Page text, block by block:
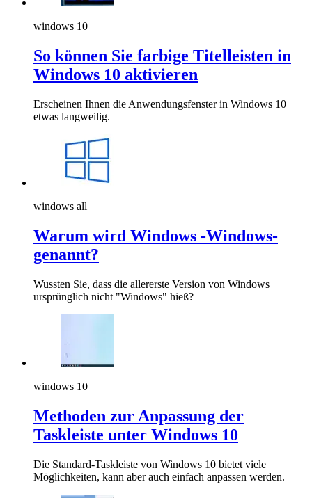
windows 10
So können Sie farbige Titelleisten in
Windows 10 aktivieren
Erscheinen Ihnen die Anwendungsfenster in Windows 10
etwas langweilig.
windows all
Warum wird Windows -Windows-
genannt?
Wussten Sie, dass die allererste Version von Windows
ursprünglich nicht "Windows" hieß?
windows 10
Methoden zur Anpassung der
Taskleiste unter Windows 10
Die Standard-Taskleiste von Windows 10 bietet viele
Möglichkeiten, kann aber auch einfach anpassen werden.